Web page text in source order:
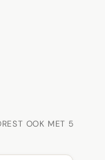
OOK MET 5